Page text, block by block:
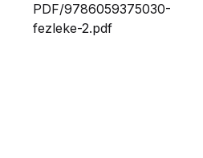
PDF/9786059375030-
fezleke-2.pdf